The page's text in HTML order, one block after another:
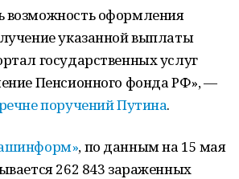
возможность оформления
указанной выплаты
государственных услуг
Пенсионного фонда РФ», —
поручений Путина.
, по данным на 15 мая
262 843 зараженных